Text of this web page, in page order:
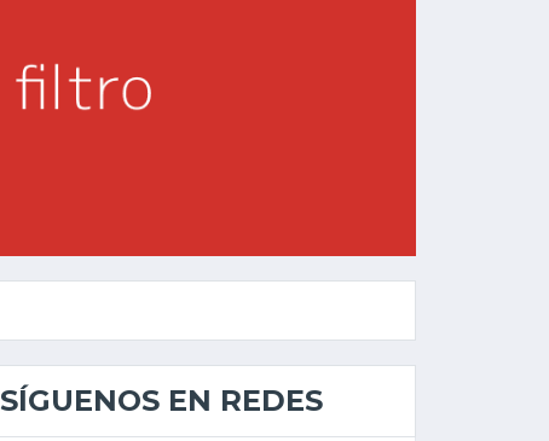
SÍGUENOS EN REDES